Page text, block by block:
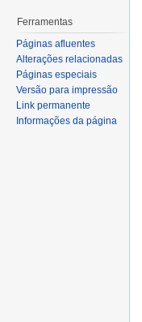
Ferramentas
Páginas afluentes
Alterações relacionadas
Páginas especiais
Versão para impressão
Link permanente
Informações da página